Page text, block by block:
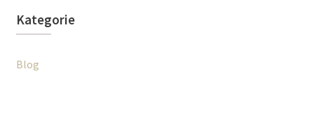
Kategorie
Blog